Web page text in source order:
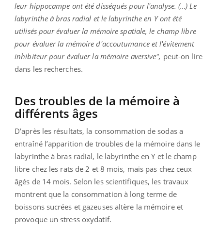
leur hippocampe ont été disséqués pour l'analyse. (…) Le
labyrinthe à bras radial et le labyrinthe en Y ont été
utilisés pour évaluer la mémoire spatiale, le champ libre
pour évaluer la mémoire d'accoutumance et l'évitement
inhibiteur pour évaluer la mémoire aversive", peut-on lire
dans les recherches.
Des troubles de la mémoire à
différents âges
D’après les résultats, la consommation de sodas a
entraîné l’apparition de troubles de la mémoire dans le
labyrinthe à bras radial, le labyrinthe en Y et le champ
libre chez les rats de 2 et 8 mois, mais pas chez ceux
âgés de 14 mois. Selon les scientifiques, les travaux
montrent que la consommation à long terme de
boissons sucrées et gazeuses altère la mémoire et
provoque un stress oxydatif.